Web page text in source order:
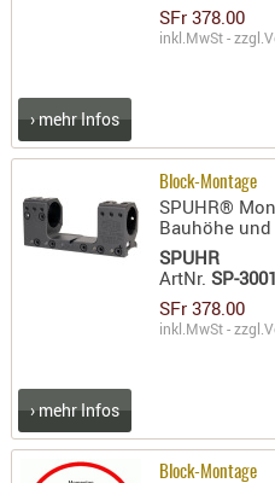
SFr 378.00
inkl.MwSt - zzgl.
› mehr Infos
Block-Montage
SPUHR®
Bauhöhe und
SPUHR
ArtNr.SP-3001
SFr 378.00
inkl.MwSt - zzgl.
› mehr Infos
Block-Montage